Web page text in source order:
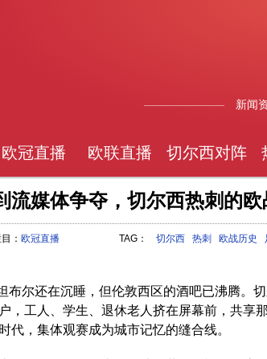
新闻
欧冠直播 欧联直播 切尔西对阵
流媒体争夺，切尔西热刺的
： 欧冠直播 TAG： 切尔西 热刺 欧战历史
布尔还在沉睡，但伦敦西区的酒吧已沸腾。
，工人、学生、退休老人挤在屏幕前，共享
代，集体观赛成为城市记忆的缝合线。